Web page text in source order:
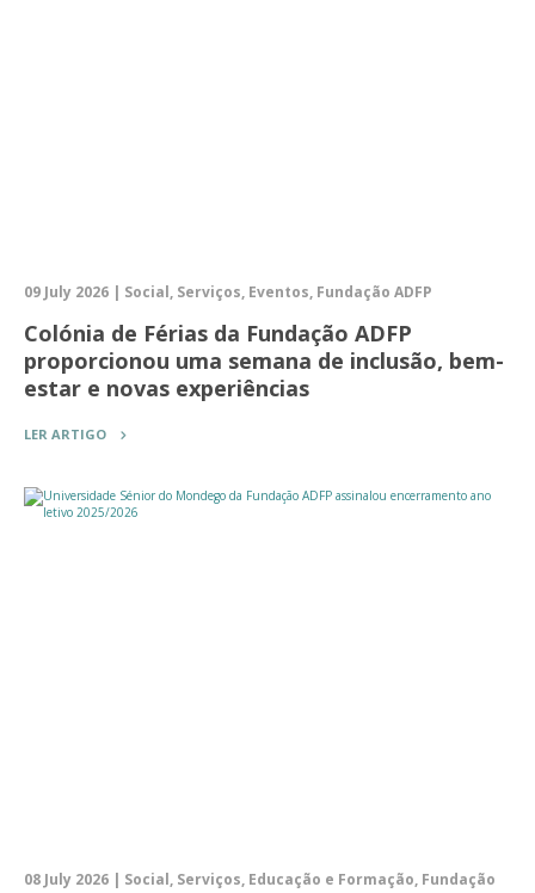
09 July 2026 | Social, Serviços, Eventos, Fundação ADFP
Colónia de Férias da Fundação ADFP
proporcionou uma semana de inclusão, bem-
estar e novas experiências
LER ARTIGO
08 July 2026 | Social, Serviços, Educação e Formação, Fundação